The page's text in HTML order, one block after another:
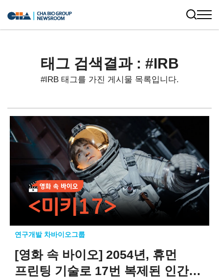
태그 검색결과 : #IRB
#IRB 태그를 가진 게시물 목록입니다.
연구개발 차바이오그룹
[영화 속 바이오] 2054년, 휴먼
프린팅 기술로 17번 복제된 인간